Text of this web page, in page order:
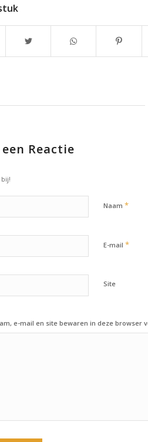
Reactie
Naam *
E-mail *
Site
e-mail en site bewaren in deze browser